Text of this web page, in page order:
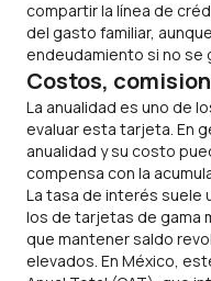
compartir la línea de
del gasto familiar,
endeudamiento si no se
Costos,
La anualidad es uno de
evaluar esta tarjeta. En
anualidad y su costo
compensa con la
La tasa de interés suele
los de tarjetas de gama
que mantener saldo
elevados. En México,